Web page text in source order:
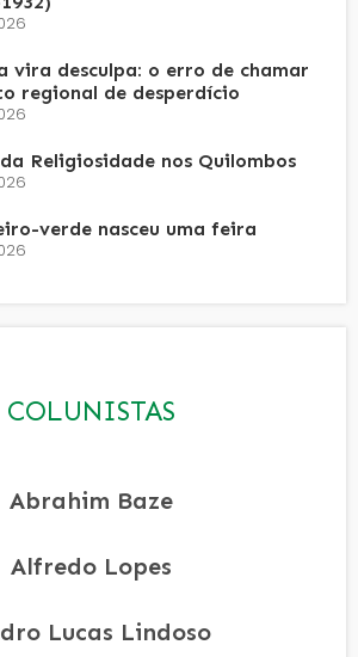
vira desculpa: o erro de chamar
regional de desperdício
Religiosidade nos Quilombos
verde nasceu uma feira
COLUNISTAS
Abrahim Baze
Alfredo Lopes
Lucas Lindoso